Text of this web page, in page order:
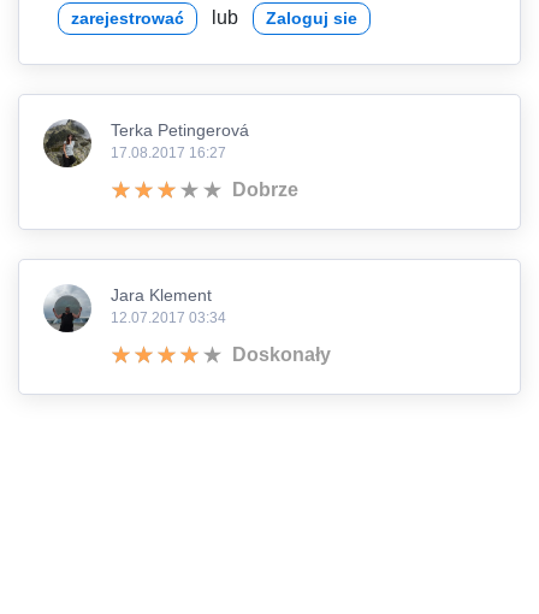
zarejestrować lub Zaloguj sie
Terka Petingerová
17.08.2017 16:27
Dobrze
Jara Klement
12.07.2017 03:34
Doskonały